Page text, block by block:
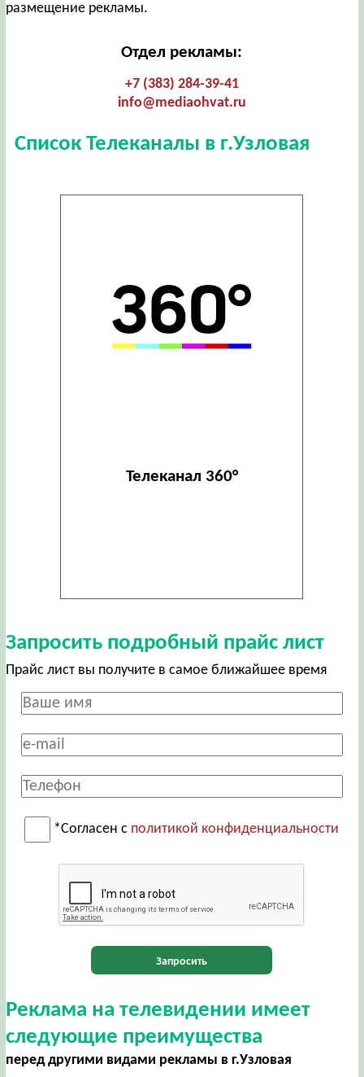
размещение рекламы.
Отдел рекламы:
+7 (383) 284-39-41
info@mediaohvat.ru
Список Телеканалы в г.Узловая
Телеканал 360°
Запросить подробный прайс лист
Прайс лист вы получите в самое ближайшее время
*Согласен с политикой конфиденциальности
Запросить
Реклама на телевидении имеет
следующие преимущества
перед другими видами рекламы в г.Узловая